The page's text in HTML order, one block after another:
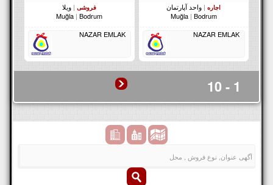
اجاره
واحد آپارتمان
Muğla Bodrum
NAZAR EMLAK
فروشی
ویلا
Muğla Bodrum
NAZAR EMLAK
1 - 10